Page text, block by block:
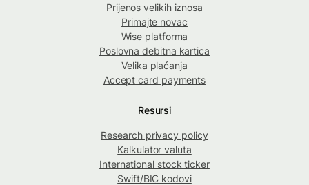
Prijenos velikih iznosa
Primajte novac
Wise platforma
Poslovna debitna kartica
Velika plaćanja
Accept card payments
Resursi
Research privacy policy
Kalkulator valuta
International stock ticker
Swift/BIC kodovi